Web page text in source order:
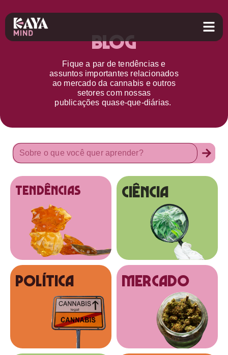
Blog
Fique a par detendências e
assuntos importantes relacionados
ao mercado da cannabis e outros
setorescom nossas
publicações quase-que-diárias.
tendências Ciência
Política MERCADO